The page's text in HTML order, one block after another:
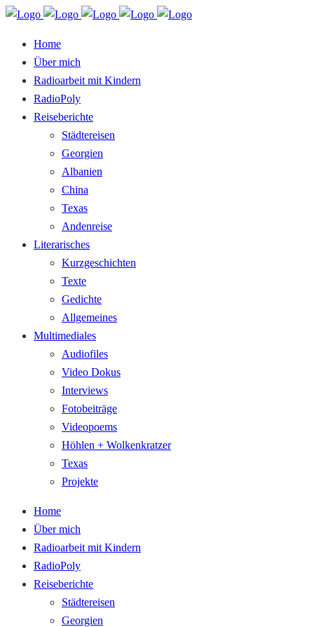
Home
Über mich
Radioarbeit mit Kindern
RadioPoly
Reiseberichte
Städtereisen
Georgien
Albanien
China
Texas
Andenreise
Literarisches
Kurzgeschichten
Texte
Gedichte
Allgemeines
Multimediales
Audiofiles
Video Dokus
Interviews
Fotobeiträge
Videopoems
Höhlen + Wolkenkratzer
Texas
Projekte
Home
Über mich
Radioarbeit mit Kindern
RadioPoly
Reiseberichte
Städtereisen
Georgien